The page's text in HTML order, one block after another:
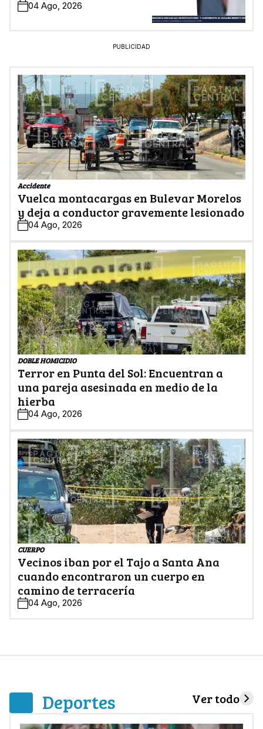
04 Ago, 2026
PUBLICIDAD
Accidente
Vuelca montacargas en Bulevar Morelos
y deja a conductor gravemente lesionado
04 Ago, 2026
DOBLE HOMICIDIO
Terror en Punta del Sol: Encuentran a
una pareja asesinada en medio de la
hierba
04 Ago, 2026
CUERPO
Vecinos iban por el Tajo a Santa Ana
cuando encontraron un cuerpo en
camino de terracería
04 Ago, 2026
Deportes Ver todo